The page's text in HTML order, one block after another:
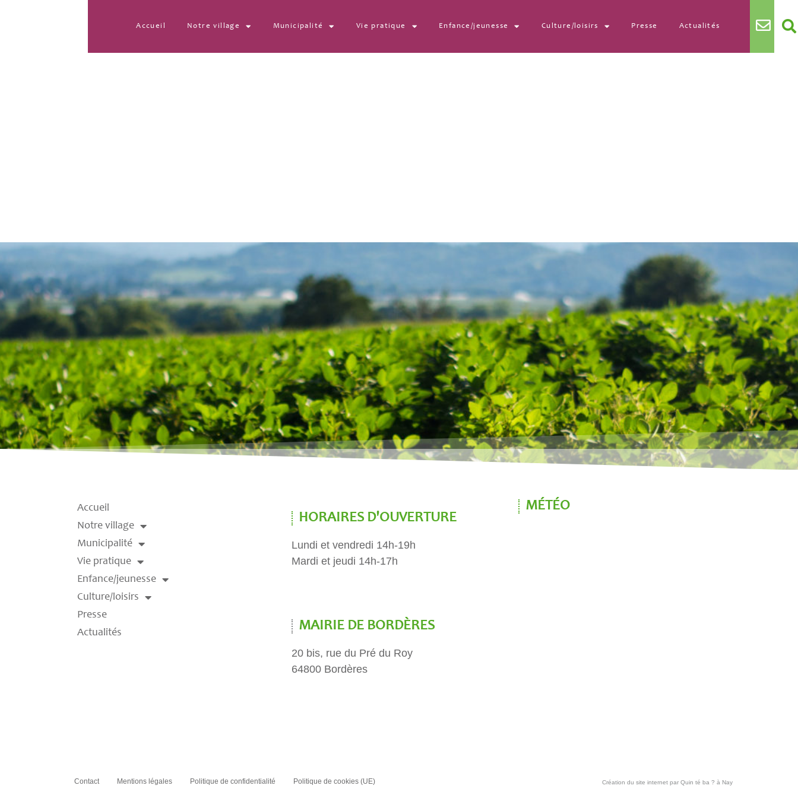
Accueil Notre village Municipalité Vie pratique Enfance/jeunesse Culture/loisirs Presse Actualités
Accueil
Notre village
Municipalité
Vie pratique
Enfance/jeunesse
Culture/loisirs
Presse
Actualités
HORAIRES D'OUVERTURE
Lundi et vendredi 14h-19h
Mardi et jeudi 14h-17h
MAIRIE DE BORDÈRES
20 bis, rue du Pré du Roy
64800 Bordères
MÉTÉO
Contact Mentions légales Politique de confidentialité Politique de cookies (UE) Création du site internet par Quin té ba ? à Nay